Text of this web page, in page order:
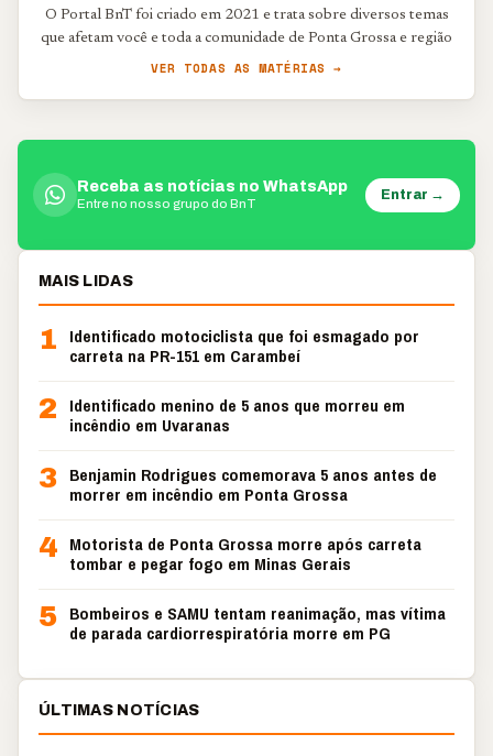
O Portal BnT foi criado em 2021 e trata sobre diversos temas
que afetam você e toda a comunidade de Ponta Grossa e região
VER TODAS AS MATÉRIAS →
Receba as notícias no WhatsApp
Entre no nosso grupo do BnT
Entrar →
MAIS LIDAS
1
Identificado motociclista que foi esmagado por
carreta na PR-151 em Carambeí
2
Identificado menino de 5 anos que morreu em
incêndio em Uvaranas
3 Benjamin Rodrigues comemorava 5 anos antes de
morrer em incêndio em Ponta Grossa
4 Motorista de Ponta Grossa morre após carreta
tombar e pegar fogo em Minas Gerais
5 Bombeiros e SAMU tentam reanimação, mas vítima
de parada cardiorrespiratória morre em PG
ÚLTIMAS NOTÍCIAS